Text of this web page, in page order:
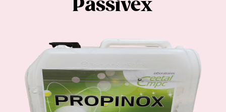
Passivex